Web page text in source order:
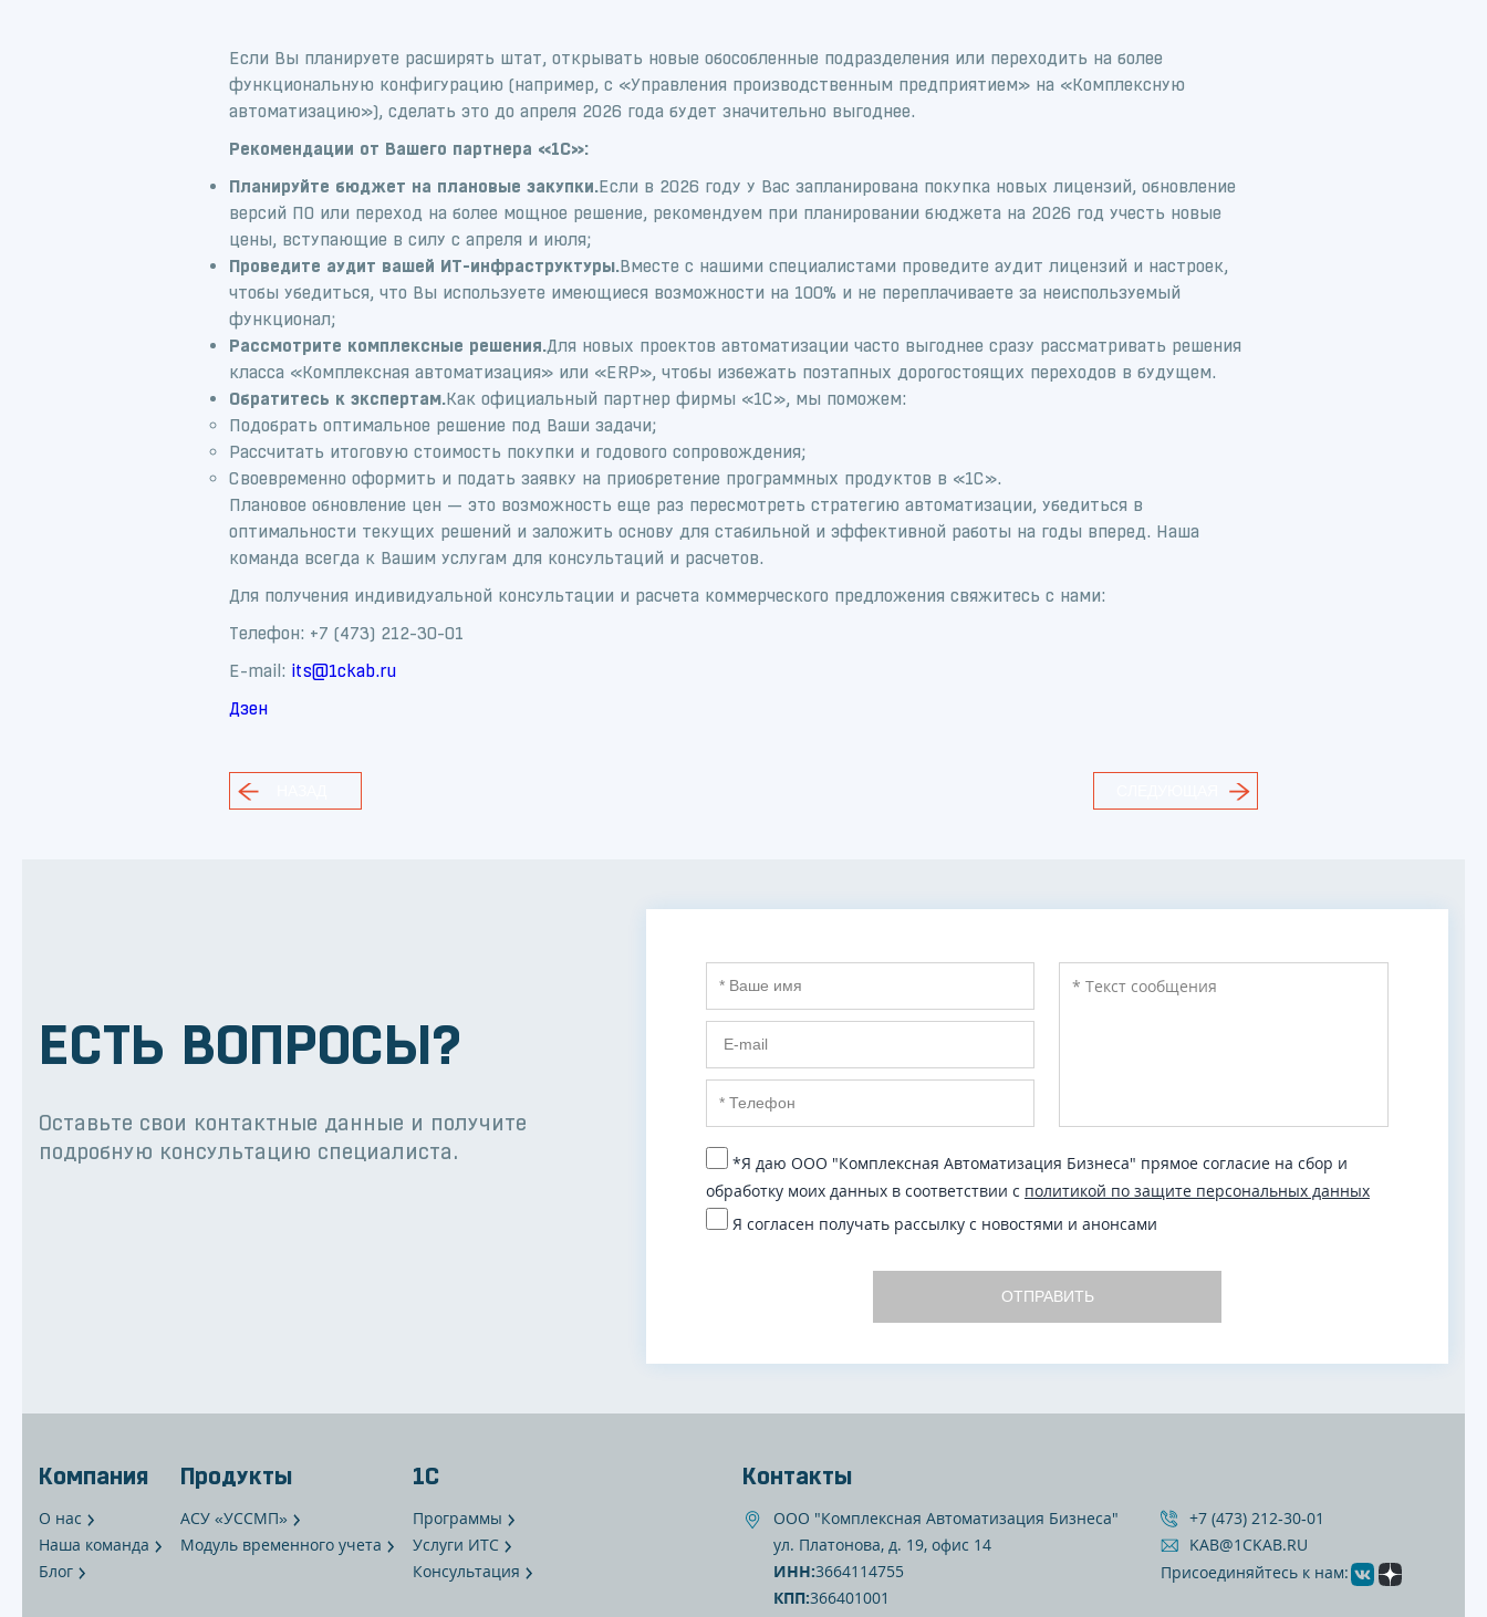
Если Вы планируете расширять штат, открывать новые обособленные подразделения или переходить на более
функциональную конфигурацию (например, с «Управления производственным предприятием» на «Комплексную
автоматизацию»), сделать это до апреля 2026 года будет значительно выгоднее.
Рекомендации от Вашего партнера «1С»:
Планируйте бюджет на плановые закупки.Если в 2026 году у Вас запланирована покупка новых лицензий, обновление
версий ПО или переход на более мощное решение, рекомендуем при планировании бюджета на 2026 год учесть новые
цены, вступающие в силу с апреля и июля;
Проведите аудит вашей ИТ-инфраструктуры.Вместе с нашими специалистами проведите аудит лицензий и настроек,
чтобы убедиться, что Вы используете имеющиеся возможности на 100% и не переплачиваете за неиспользуемый
функционал;
Рассмотрите комплексные решения.Для новых проектов автоматизации часто выгоднее сразу рассматривать решения
класса «Комплексная автоматизация» или «ERP», чтобы избежать поэтапных дорогостоящих переходов в будущем.
Обратитесь к экспертам.Как официальный партнер фирмы «1С», мы поможем:
Подобрать оптимальное решение под Ваши задачи;
Рассчитать итоговую стоимость покупки и годового сопровождения;
Своевременно оформить и подать заявку на приобретение программных продуктов в «1С».
Плановое обновление цен — это возможность еще раз пересмотреть стратегию автоматизации, убедиться в
оптимальности текущих решений и заложить основу для стабильной и эффективной работы на годы вперед. Наша
команда всегда к Вашим услугам для консультаций и расчетов.
Для получения индивидуальной консультации и расчета коммерческого предложения свяжитесь с нами:
Телефон: +7 (473) 212-30-01
E-mail: its@1ckab.ru
Дзен
ЕСТЬ ВОПРОСЫ?
Оставьте свои контактные данные и получите
подробную консультацию специалиста.
*Я даю ООО "Комплексная Автоматизация Бизнеса" прямое согласие на сбор и
обработку моих данных в соответствии с политикой по защите персональных данных
Я согласен получать рассылку с новостями и анонсами
ОТПРАВИТЬ
Компания
О нас
Наша команда
Блог
Продукты
АСУ «УССМП»
Модуль временного учета
1С
Программы
Услуги ИТС
Консультация
Контакты
ООО "Комплексная Автоматизация Бизнеса"
ул. Платонова, д. 19, офис 14
ИНН:3664114755
КПП:366401001
+7 (473) 212‐30‐01
KAB@1CKAB.RU
Присоединяйтесь к нам: